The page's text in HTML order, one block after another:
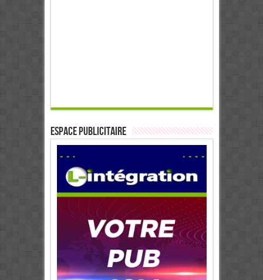
ESPACE PUBLICITAIRE